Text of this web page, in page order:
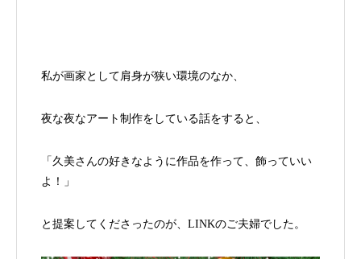
私が画家として肩身が狭い環境のなか、
夜な夜なアート制作をしている話をすると、
「久美さんの好きなように作品を作って、飾っていい
よ！」
と提案してくださったのが、LINKのご夫婦でした。